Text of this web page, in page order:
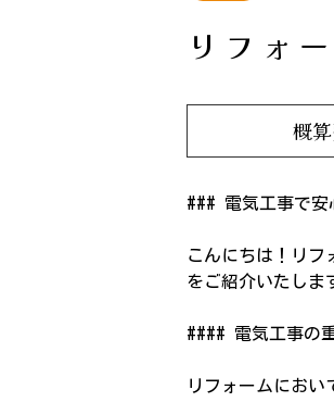
リフォ
概
### 電気工事で安
こんにちは！リフ
をご紹介いたしま
#### 電気工事の
リフォームにおい